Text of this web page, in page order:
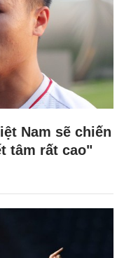
Nam sẽ chiến
tâm rất cao"